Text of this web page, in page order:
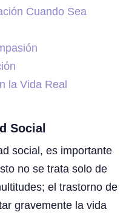
Cuando Sea
la Vida Real
Social
social, es importante
no se trata solo de
el trastorno de
gravemente la vida